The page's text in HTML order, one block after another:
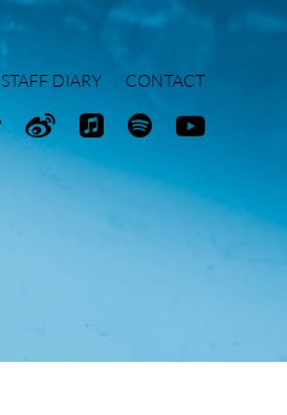
STAFF DIARY CONTACT